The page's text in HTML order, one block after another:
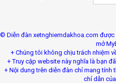
© Diễn đàn xetnghiemdakhoa.com được
mở
+ Chúng tôi không chịu trách nhiệm
+ Truy cập website này nghĩa là bạn
+ Nội dung trên diễn đàn chỉ mang tính
chỉ dẫn